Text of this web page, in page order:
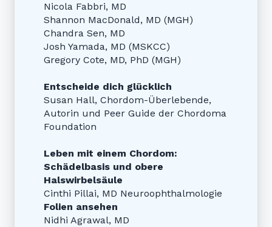
Nicola Fabbri, MD
Shannon MacDonald, MD (MGH)
Chandra Sen, MD
Josh Yamada, MD (MSKCC)
Gregory Cote, MD, PhD (MGH)
Entscheide dich glücklich
Susan Hall, Chordom-Überlebende,
Autorin und Peer Guide der Chordoma
Foundation
Leben mit einem Chordom:
Schädelbasis und obere
Halswirbelsäule
Cinthi Pillai, MD Neuroophthalmologie
Folien ansehen
Nidhi Agrawal, MD